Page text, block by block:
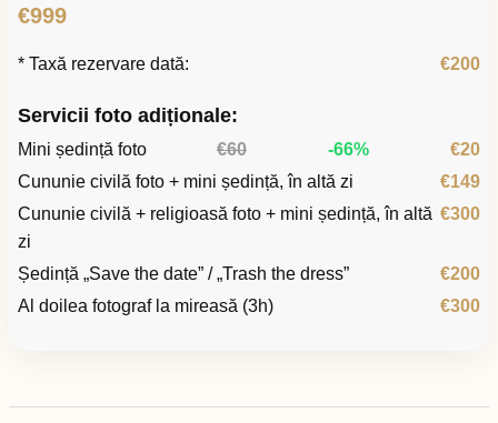
€999
* Taxă rezervare dată: €200
Servicii foto adiționale:
Mini ședință foto €60 -66%
€20
Cununie civilă foto + mini ședință, în altă zi
€149
Cununie civilă + religioasă foto + mini ședință, în altă
zi
€300
Ședință „Save the date” / „Trash the dress”
€200
Al doilea fotograf la mireasă (3h)
€300